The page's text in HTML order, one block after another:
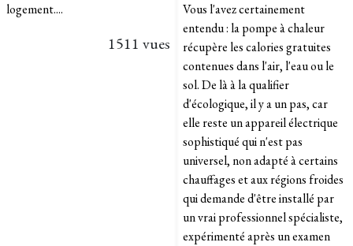
logement....
1511 vues
Vous l'avez certainement
entendu : la pompe à chaleur
récupère les calories gratuites
contenues dans l'air, l'eau ou le
sol. De là à la qualifier
d'écologique, il y a un pas, car
elle reste un appareil électrique
sophistiqué qui n'est pas
universel, non adapté à certains
chauffages et aux régions froides
qui demande d'être installé par
un vrai professionnel spécialiste,
expérimenté après un examen